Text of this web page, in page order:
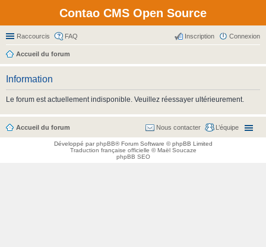
Contao CMS Open Source
Raccourcis FAQ Connexion
Inscription
Accueil du forum
Information
Le forum est actuellement indisponible. Veuillez réessayer ultérieurement.
Accueil du forum L’équipe
Nous contacter
Développé parphpBB® Forum Software © phpBB Limited
Traduction française officielle ©Maël Soucaze
phpBB SEO